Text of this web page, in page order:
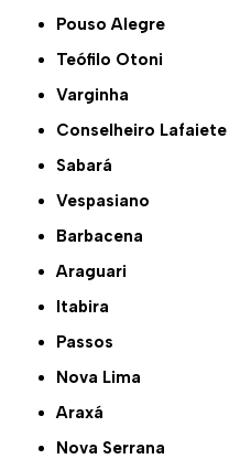
Pouso Alegre
Teófilo Otoni
Varginha
Conselheiro Lafaiete
Sabará
Vespasiano
Barbacena
Araguari
Itabira
Passos
Nova Lima
Araxá
Nova Serrana